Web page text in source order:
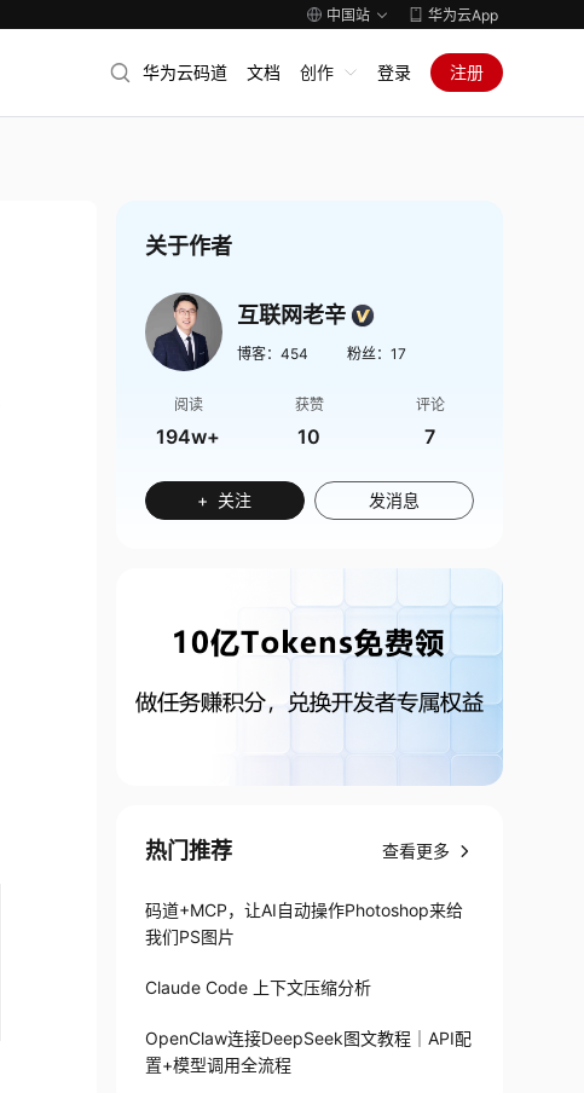
中国站 华为云App
华为云码道 文档 创作 登录 注册
关于作者
互联网老辛
博客： 454 粉丝： 17
阅读
194w+
获赞
10
评论
7
+ 关注 发消息
热门推荐 查看更多
码道+MCP，让AI自动操作Photoshop来给
我们PS图片
Claude Code 上下文压缩分析
OpenClaw连接DeepSeek图文教程｜API配
置+模型调用全流程